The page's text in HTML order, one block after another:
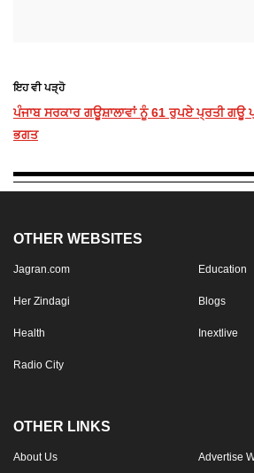
ਇਹ ਵੀ ਪੜ੍ਹੋ
ਪੰਜਾਬ ਸਰਕਾਰ ਗਊਸ਼ਾਲਾਵਾਂ ਨੂੰ 61 ਰੁਪਏ ਪ੍ਰਤੀ ਗਊ
ਭਗਤ
OTHER WEBSITES
Jagran.com Education
Her Zindagi Blogs
Health Inextlive
Radio City
OTHER LINKS
About Us Advertise